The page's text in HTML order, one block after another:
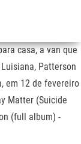
casa, a van que
Patterson
em 12 de fevereiro
Matter (Suicide
(full album) -